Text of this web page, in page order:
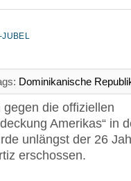
JUBEL
Dominikanische
die offiziellen
Amerikas“ in
unlängst der 26
erschossen.